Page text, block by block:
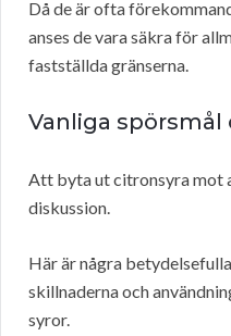
Då de är ofta
anses de vara säkra för
fastställda gränserna.
Vanliga spörsmål
Att byta ut citronsyra mot
diskussion.
Här är några
skillnaderna och
syror.